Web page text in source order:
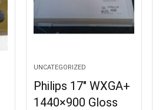
UNCATEGORIZED
Philips 17″ WXGA+
1440×900 Gloss